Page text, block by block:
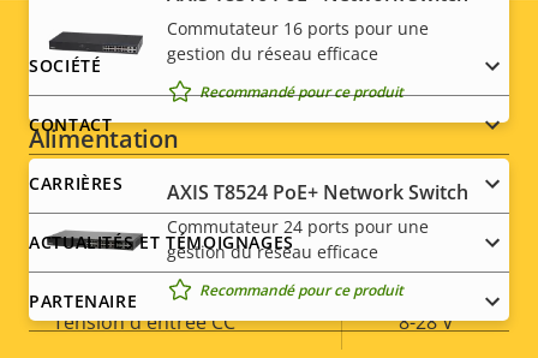
Développement durable
Alimentation
Description
de la
propriété
Valeur de
la
propriété
Puissance (max.) 6.5 W
Puissance (moyenne) 3.8 W
Tension d'entrée CC 8-28 V
Commutateur 16 ports pour une
gestion du réseau efficace
Recommandé pour ce produit
AXIS T8524 PoE+ Network Switch
Commutateur 24 ports pour une
gestion du réseau efficace
Recommandé pour ce produit
Footer
menu
SOCIÉTÉ
CONTACT
CARRIÈRES
ACTUALITÉS ET TÉMOIGNAGES
PARTENAIRE